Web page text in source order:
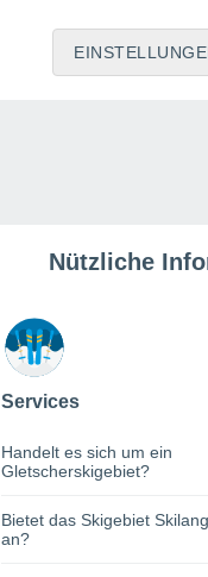
Nützliche
Services
Handelt es sich um ein
Gletscherskigebiet?
Bietet das Skigebiet
an?